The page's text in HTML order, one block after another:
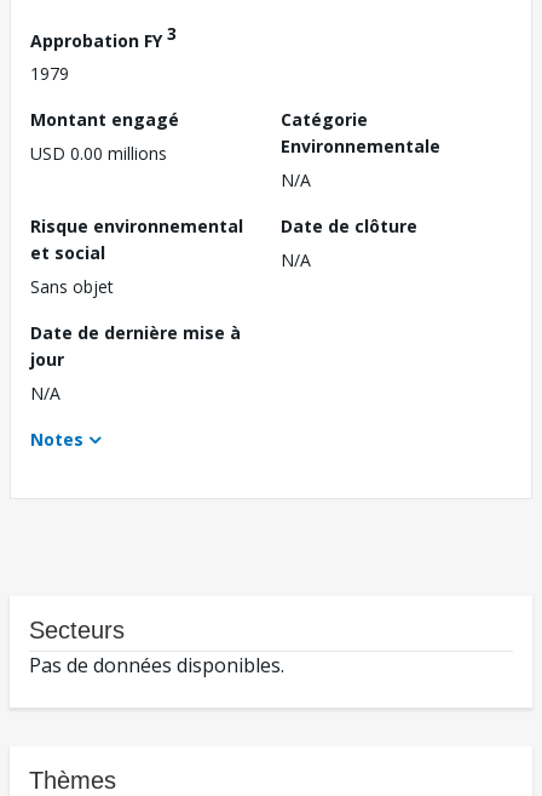
Approbation FY3
1979
Montant engagé
USD 0.00 millions
Catégorie
Environnementale
N/A
Risque environnemental
et social
Sans objet
Date de clôture
N/A
Date de dernière mise à
jour
N/A
Notes
Secteurs
Pas de données disponibles.
Thèmes